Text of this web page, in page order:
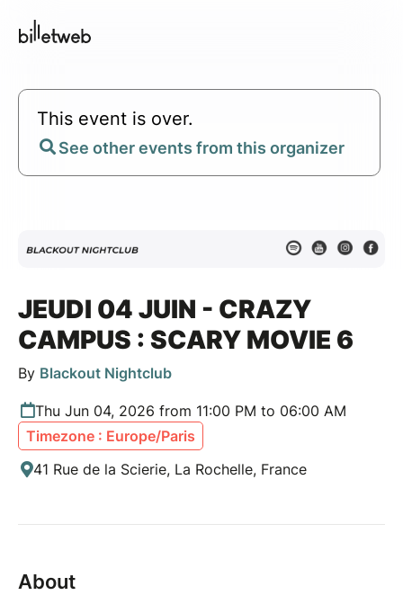
This event is over.
See other events from this organizer
JEUDI 04 JUIN - CRAZY
CAMPUS : SCARY MOVIE 6
By Blackout Nightclub
Thu Jun 04, 2026 from 11:00 PM to 06:00 AM
Timezone : Europe/Paris
41 Rue de la Scierie, La Rochelle, France
About